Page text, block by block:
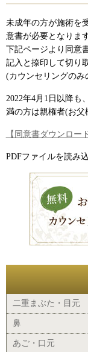
未成年の方が施術を
意書が必要となります
下記ページより同意
記入と捺印して切り
(カウンセリングのみ
2022年4月1日以降も
満の方は親権者(お父
【同意書ダウンロード
PDFファイルを読み
二重まぶた・目元
鼻
あご・口元